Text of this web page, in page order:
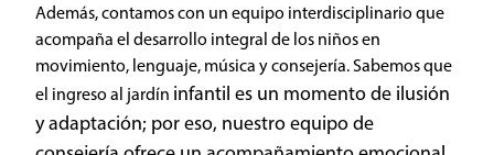
Además, contamos con un equipo interdisciplinario que
acompaña el desarrollo integral de los niños en
movimiento, lenguaje, música y consejería. Sabemos que
el ingreso al jardín infantil es un momento de ilusión
y adaptación; por eso, nuestro equipo de